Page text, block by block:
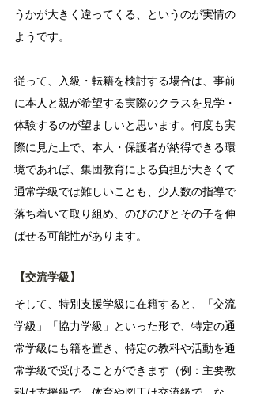
うかが大きく違ってくる、というのが実情の
ようです。
従って、入級・転籍を検討する場合は、事前
に本人と親が希望する実際のクラスを見学・
体験するのが望ましいと思います。何度も実
際に見た上で、本人・保護者が納得できる環
境であれば、集団教育による負担が大きくて
通常学級では難しいことも、少人数の指導で
落ち着いて取り組め、のびのびとその子を伸
ばせる可能性があります。
【交流学級】
そして、特別支援学級に在籍すると、「交流
学級」「協力学級」といった形で、特定の通
常学級にも籍を置き、特定の教科や活動を通
常学級で受けることができます（例：主要教